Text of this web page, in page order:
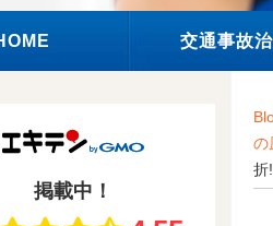
交通事故
の
折